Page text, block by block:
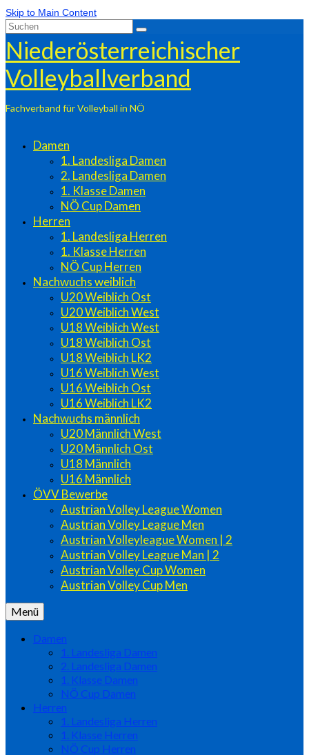
Skip to Main Content
Suchen
nach:
Niederösterreichischer
Volleyballverband
Fachverband für Volleyball in NÖ
Damen
1. Landesliga Damen
2. Landesliga Damen
1. Klasse Damen
NÖ Cup Damen
Herren
1. Landesliga Herren
1. Klasse Herren
NÖ Cup Herren
Nachwuchs weiblich
U20 Weiblich Ost
U20 Weiblich West
U18 Weiblich West
U18 Weiblich Ost
U18 Weiblich LK2
U16 Weiblich West
U16 Weiblich Ost
U16 Weiblich LK2
Nachwuchs männlich
U20 Männlich West
U20 Männlich Ost
U18 Männlich
U16 Männlich
ÖVV Bewerbe
Austrian Volley League Women
Austrian Volley League Men
Austrian Volleyleague Women | 2
Austrian Volley League Man | 2
Austrian Volley Cup Women
Austrian Volley Cup Men
Menü
Damen
1. Landesliga Damen
2. Landesliga Damen
1. Klasse Damen
NÖ Cup Damen
Herren
1. Landesliga Herren
1. Klasse Herren
NÖ Cup Herren